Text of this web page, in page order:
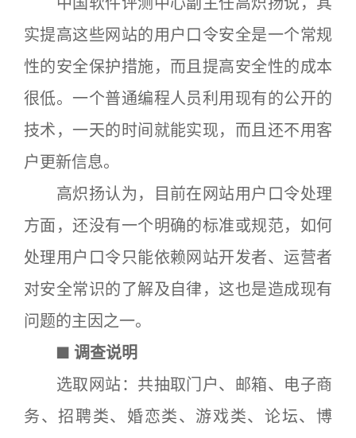
实提高这些网站的用户口令安全是一个常规
性的安全保护措施，而且提高安全性的成本
很低。一个普通编程人员利用现有的公开的
技术，一天的时间就能实现，而且还不用客
户更新信息。
高炽扬认为，目前在网站用户口令处理
方面，还没有一个明确的标准或规范，如何
处理用户口令只能依赖网站开发者、运营者
对安全常识的了解及自律，这也是造成现有
问题的主因之一。
■ 调查说明
选取网站：共抽取门户、邮箱、电子商
务、招聘类、婚恋类、游戏类、论坛、博